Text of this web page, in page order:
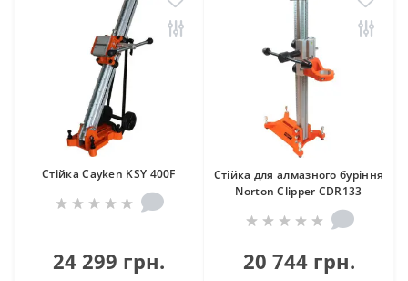
Стійка Cayken KSY 400F
24 299 грн.
Стійка для алмазного буріння
Norton Clipper CDR133
20 744 грн.